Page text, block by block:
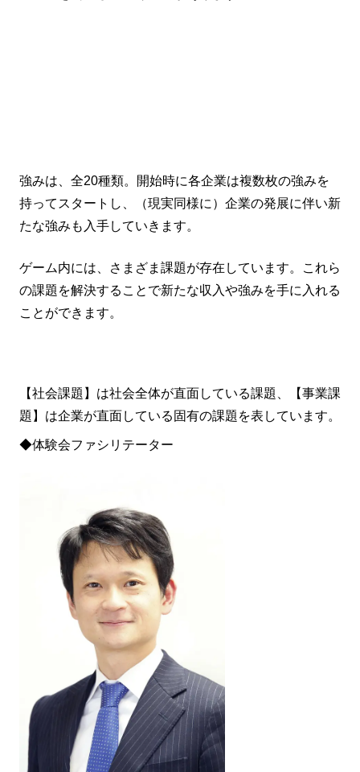
強みは、全20種類。開始時に各企業は複数枚の強みを
持ってスタートし、（現実同様に）企業の発展に伴い新
たな強みも入手していきます。
ゲーム内には、さまざま課題が存在しています。これら
の課題を解決することで新たな収入や強みを手に入れる
ことができます。
【社会課題】は社会全体が直面している課題、【事業課
題】は企業が直面している固有の課題を表しています。
◆体験会ファシリテーター